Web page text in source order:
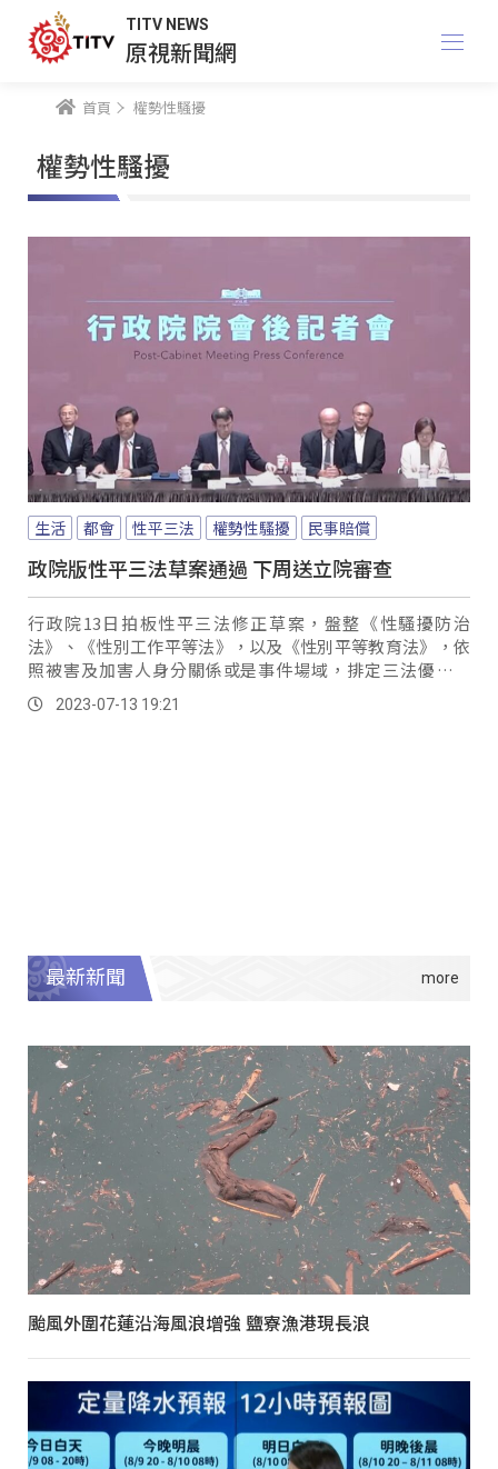
TITV NEWS
原視新聞網
首頁 權勢性騷擾
權勢性騷擾
生活 都會 性平三法 權勢性騷擾 民事賠償
政院版性平三法草案通過 下周送立院審查
行政院13日拍板性平三法修正草案，盤整《性騷擾防治
法》、《性別工作平等法》，以及《性別平等教育法》，依
照被害及加害人身分關係或是事件場域，排定三法優先序
位，填補過去性騷擾事件的規範漏洞。
2023-07-13 19:21
最新新聞
颱風外圍花蓮沿海風浪增強 鹽寮漁港現長浪